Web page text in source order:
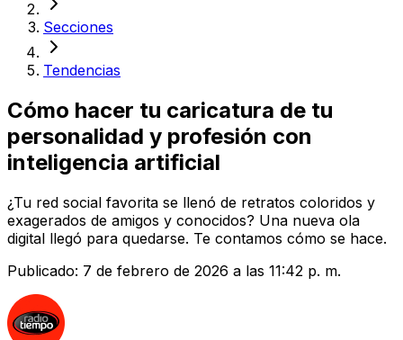
Secciones
Tendencias
Cómo hacer tu caricatura de tu
personalidad y profesión con
inteligencia artificial
¿Tu red social favorita se llenó de retratos coloridos y
exagerados de amigos y conocidos? Una nueva ola
digital llegó para quedarse. Te contamos cómo se hace.
Publicado: 7 de febrero de 2026 a las 11:42 p. m.